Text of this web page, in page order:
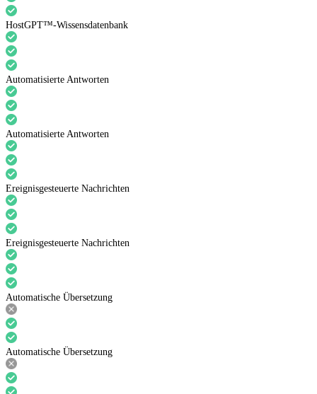
HostGPT™-Wissensdatenbank
Automatisierte Antworten
Automatisierte Antworten
Ereignisgesteuerte Nachrichten
Ereignisgesteuerte Nachrichten
Automatische Übersetzung
Automatische Übersetzung